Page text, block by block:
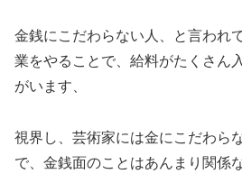
金銭にこだわらない人、と言われ
業をやることで、給料がたくさん
がいます、
視界し、芸術家には金にこだわら
で、金銭面のことはあんまり関係